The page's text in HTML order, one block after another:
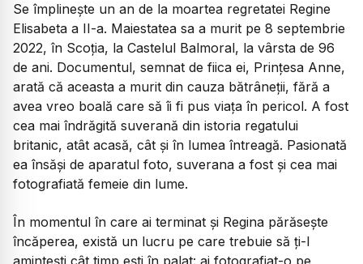
Se împlinește un an de la moartea regretatei Regine
Elisabeta a II-a. Maiestatea sa a murit pe 8 septembrie
2022, în Scoția, la Castelul Balmoral, la vârsta de 96
de ani. Documentul, semnat de fiica ei, Prințesa Anne,
arată că aceasta a murit din cauza bătrâneții, fără a
avea vreo boală care să îi fi pus viața în pericol. A fost
cea mai îndrăgită suverană din istoria regatului
britanic, atât acasă, cât și în lumea întreagă. Pasionată
ea însăși de aparatul foto, suverana a fost și cea mai
fotografiată femeie din lume.
În momentul în care ai terminat și Regina părăsește
încăperea, există un lucru pe care trebuie să ți-l
amintești cât timp ești în palat: ai fotografiat-o pe